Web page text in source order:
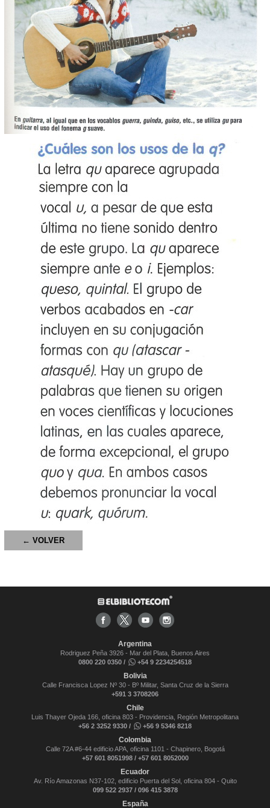
← VOLVER
Argentina
Rodriguez Peña 3926 - Mar del Plata, Buenos Aires
0800 220 0350 /
+54 9 2234254518
Bolivia
Calle Francisca Lopez Nº 30 - Bº Militar, Santa Cruz de la Sierra
+591 3 3708206
Chile
Luis Thayer Ojeda 166, oficina 803 - Providencia, Región Metropolitana
+56 2 3252 9330 /
+56 9 5346 8218
Colombia
Calle 72A #6-44 edificio APA, oficina 1101 - Chapinero, Bogotá
+57 601 8051998 / +57 601 8052000
Ecuador
Av. Río Amazonas N37-102, edificio Puerta del Sol, oficina 804 - Quito
099 522 2937 / 096 415 3878
España